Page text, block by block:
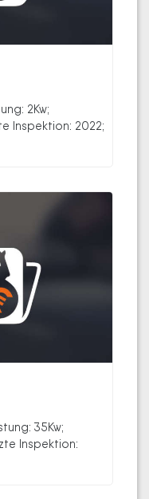
2Kw;
Inspektion: 2022;
35Kw;
Inspektion: